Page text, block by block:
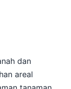
dan
areal